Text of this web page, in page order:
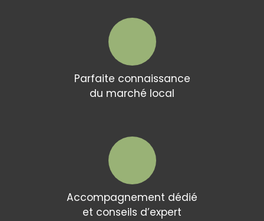
Parfaite connaissance
du marché local
Accompagnement dédié
et conseils d’expert